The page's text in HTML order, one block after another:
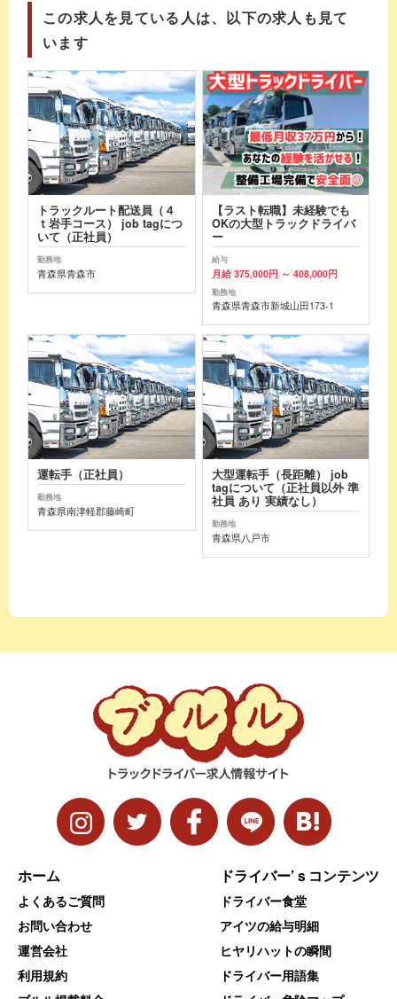
この求人を見ている人は、以下の求人も見て
います
トラックルート配送員（４
ｔ岩手コース） job tagにつ
いて（正社員）
勤務地
青森県青森市
【ラスト転職】未経験でも
OKの大型トラックドライバ
ー
給与
月給 375,000円 ～ 408,000円
勤務地
青森県青森市新城山田173-1
運転手（正社員）
勤務地
青森県南津軽郡藤崎町
大型運転手（長距離） job
tagについて（正社員以外 準
社員 あり 実績なし）
勤務地
青森県八戸市
ホーム
よくあるご質問
お問い合わせ
運営会社
利用規約
ドライバー’ｓコンテンツ
ドライバー食堂
アイツの給与明細
ヒヤリハットの瞬間
ドライバー用語集